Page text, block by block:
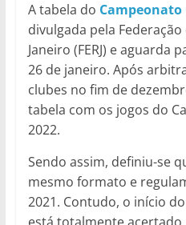
A tabela do Campeonato
divulgada pela
Janeiro (FERJ) e aguarda
26 de janeiro. Após
clubes no fim de
tabela com os jogos do
2022.
Sendo assim, definiu-se
mesmo formato e
2021. Contudo, o início